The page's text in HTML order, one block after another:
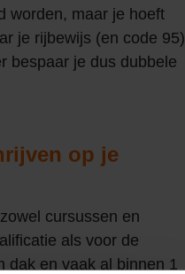
worden, maar je hoeft
je rijbewijs (en code 95)
bespaar je dus dubbele
op je
cursussen en
als voor de
dak en vaak al binnen 1